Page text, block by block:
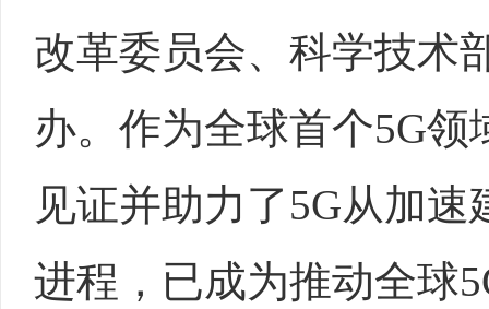
改革委员会、科学技术
办。作为全球首个5G
见证并助力了5G从加
进程，已成为推动全球